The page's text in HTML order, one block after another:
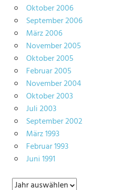
Oktober 2006
September 2006
März 2006
November 2005
Oktober 2005
Februar 2005
November 2004
Oktober 2003
Juli 2003
September 2002
März 1993
Februar 1993
Juni 1991
Archiv